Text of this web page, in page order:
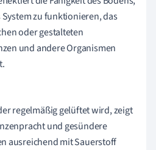
zu funktionieren, das
oder gestalteten
und andere Organismen
regelmäßig gelüftet wird, zeigt
und gesündere
ausreichend mit Sauerstoff